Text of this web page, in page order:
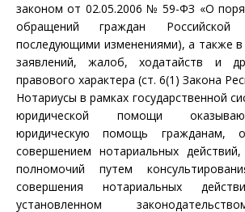
законом от 02.05.2006 № 59-ФЗ «О
обращений граждан
последующими изменениями), а также в
заявлений, жалоб, ходатайств и
правового характера (ст. 6(1) Закона
Нотариусы в рамках государственной
юридической помощи
юридическую помощь гражданам,
совершением нотариальных
полномочий путем
совершения нотариальных
установленном